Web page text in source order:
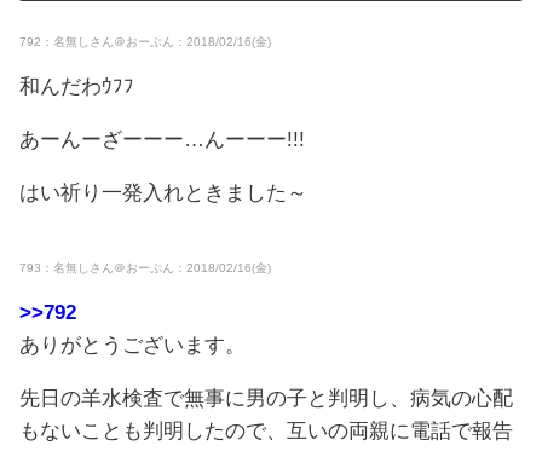
792：名無しさん＠おーぷん：2018/02/16(金)
和んだわｳﾌﾌ
あーんーざーーー…んーーー!!!
はい祈り一発入れときました～
793：名無しさん＠おーぷん：2018/02/16(金)
>>792
ありがとうございます。
先日の羊水検査で無事に男の子と判明し、病気の心配
もないことも判明したので、互いの両親に電話で報告